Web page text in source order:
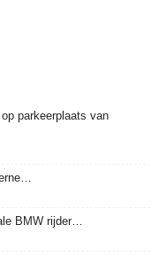
parkeerplaats van
BMW rijder…